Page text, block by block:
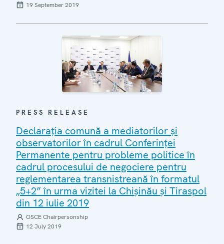
19 September 2019
PRESS RELEASE
Declarația comună a mediatorilor și
observatorilor în cadrul Conferinței
Permanente pentru probleme politice în
cadrul procesului de negociere pentru
reglementarea transnistreană în formatul
„5+2” în urma vizitei la Chișinău și Tiraspol
din 12 iulie 2019
OSCE Chairpersonship
12 July 2019